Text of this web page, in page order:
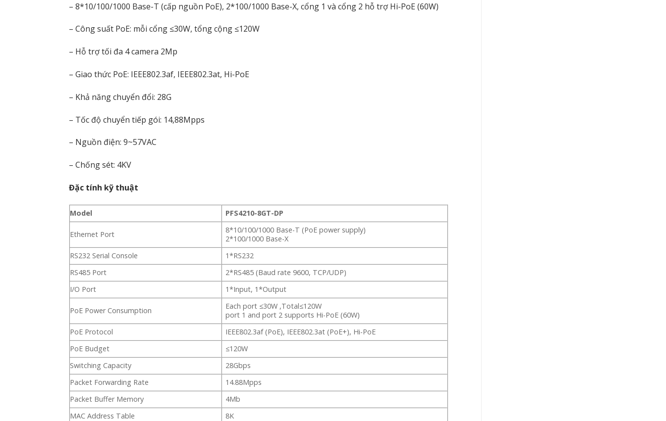
– 8*10/100/1000 Base-T (cấp nguồn PoE), 2*100/1000 Base-X, cổng 1 và cổng 2 hỗ trợ Hi-PoE (60W)
– Công suất PoE: mỗi cổng ≤30W, tổng cộng ≤120W
– Hỗ trợ tối đa 4 camera 2Mp
– Giao thức PoE: IEEE802.3af, IEEE802.3at, Hi-PoE
– Khả năng chuyển đổi: 28G
– Tốc độ chuyển tiếp gói: 14,88Mpps
– Nguồn điện: 9~57VAC
– Chống sét: 4KV
Đặc tính kỹ thuật
Model PFS4210-8GT-DP
Ethernet Port
8*10/100/1000 Base-T (PoE power supply)
2*100/1000 Base-X
RS232 Serial Console
1*RS232
RS485 Port
2*RS485 (Baud rate 9600, TCP/UDP)
I/O Port
1*Input, 1*Output
PoE Power Consumption
Each port ≤30W ,Total≤120W
port 1 and port 2 supports Hi-PoE (60W)
PoE Protocol
IEEE802.3af (PoE), IEEE802.3at (PoE+), Hi-PoE
PoE Budget
≤120W
Switching Capacity
28Gbps
Packet Forwarding Rate
14.88Mpps
Packet Buffer Memory
4Mb
MAC Address Table
8K